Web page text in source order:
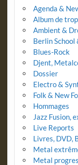
Agenda &
Album de trop
Ambient &
Berlin
Blues-Rock
Djent,
Dossier
Electro &
Folk & New
Hommages
Jazz Fusion,
Live Reports
Livres, DVD,
Metal
Metal